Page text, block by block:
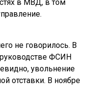
в МВД, в том
не говорилось. В
ФСИН
увольнение
отставки. В ноябре